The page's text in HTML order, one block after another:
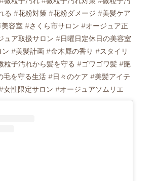
る #花粉対策 #花粉ダメージ #美髪ケア
容室 #さくら市サロン #オージュア正
ュア取扱サロン #日曜日定休日の美容室
#美髪計画 #金木犀の香り #スタイリ
粒子汚れから髪を守る #ゴワゴワ髪 #艶
毛を守る生活 #日々のケア #美髪アイテ
女性限定サロン #オージュアソムリエ